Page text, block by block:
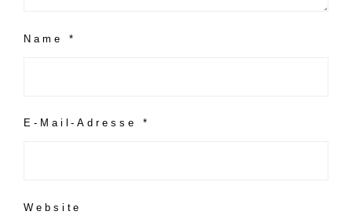
Name *
E-Mail-Adresse *
Website